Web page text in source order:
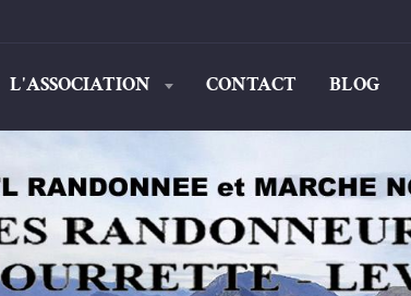
L'ASSOCIATION CONTACT BLOG